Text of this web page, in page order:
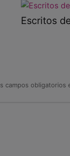
Escritos
campos obligatorios